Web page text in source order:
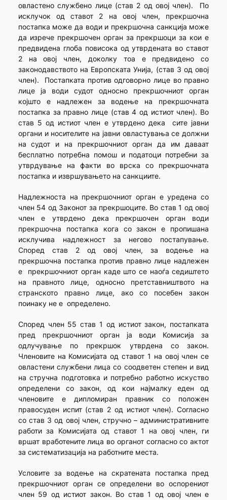
овластено службено лице (став 2 од овој член). По
исклучок од ставот 2 на овој член, прекршочна
постапка може да води и прекршочна санкција може
да изрече прекршочен орган за прекршоци за кои е
предвидена глоба повисока од утврдената во ставот
2 на овој член, доколку тоа е предвидено со
законодавството на Европската Унија, (став 3 од овој
член). Постапката против одговорно лице во правно
лице ја води судот односно прекршочниот орган
којшто е надлежен за водење на прекршочната
постапка за правно лице (став 4 од истиот член). Во
став 5 од истиот член е утврдено дека сите јавни
органи и носителите на јавни овластувања се должни
на судот и на прекршочниот орган да им даваат
бесплатно потребна помош и податоци потребни за
утврдување на факти во врска со прекршочната
постапка и извршувањето на санкциите.
Надлежноста на прекршочниот орган е уредена со
член 54 од Законот за прекршоците. Во став 1 од овој
член е утврдено дека прекршочен орган води
прекршочна постапка кога со закон е пропишана
исклучива надлежност за негово постапување.
Според став 2 од овој член, за водење на
прекршочна постапка против правно лице надлежен
е прекршочниот орган каде што се наоѓа седиштето
на правното лице, односно претставништвото на
странското правно лице, ако со посебен закон
поинаку не е определено.
Според член 55 став 1 од истиот закон, постапката
пред прекршочниот орган ја води Комисија за
одлучување по прекршок утврдена со закон.
Членовите на Комисијата од ставот 1 на овој член се
овластени службени лица со соодветен степен и вид
на стручна подготовка и потребно работно искуство
определени со закон, од кои најмалку еден од
членовите е дипломиран правник со положен
правосуден испит (став 2 од истиот член). Согласно
со став 3 од овој член, стручно – административните
работи за Комисијата од ставот 1 на овој член, ги
вршат вработените лица во органот согласно со актот
за систематизација на работните места.
Условите за водење на скратената постапка пред
прекршочниот орган се определени во оспорениот
член 59 од истиот закон. Во став 1 од овој член е